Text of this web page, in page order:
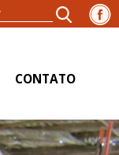
CONTATO